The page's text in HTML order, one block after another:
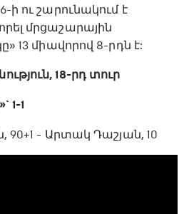
ու շարունակում է
մրցաշարային
13 միավորով 8-րդն է:
18-րդ տուր
1-1
90+1 - Արտակ Դաշյան, 10